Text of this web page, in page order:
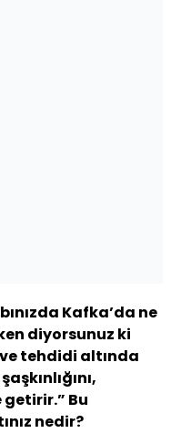
Kafka’da ne
diyorsunuz ki
tehdidi altında
getirir.” Bu
nedir?